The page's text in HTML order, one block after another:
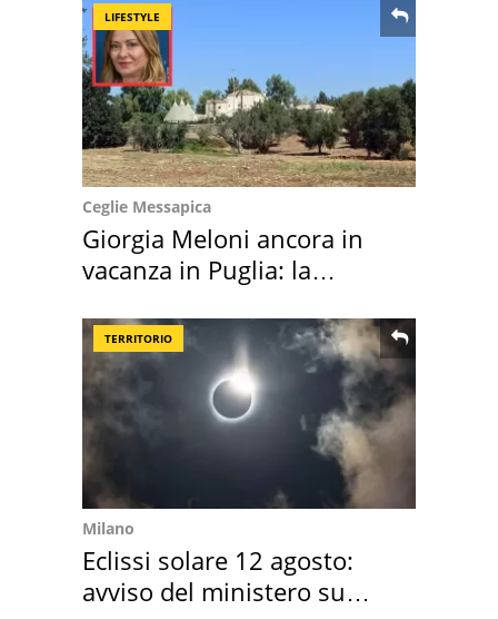
LIFESTYLE
Ceglie Messapica
Giorgia Meloni ancora in
vacanza in Puglia: la
TERRITORIO
Milano
Eclissi solare 12 agosto:
avviso del ministero su